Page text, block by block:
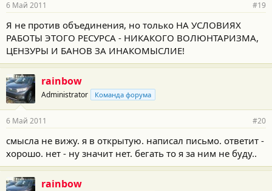
6 Май 2011 #19
Я не против объединения, но только НА УСЛОВИЯХ
РАБОТЫ ЭТОГО РЕСУРСА - НИКАКОГО ВОЛЮНТАРИЗМА,
ЦЕНЗУРЫ И БАНОВ ЗА ИНАКОМЫСЛИЕ!
rainbow
Administrator Команда форума
6 Май 2011 #20
смысла не вижу. я в открытую. написал письмо. ответит -
хорошо. нет - ну значит нет. бегать то я за ним не буду..
rainbow